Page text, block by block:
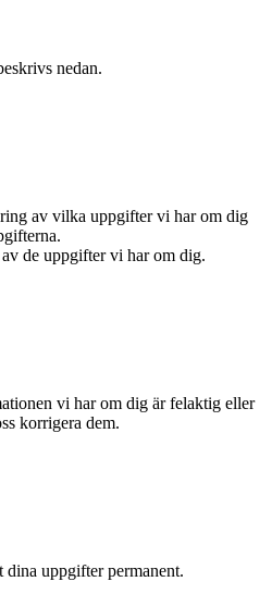
nedan.
av vilka uppgifter vi har om dig
de uppgifter vi har om dig.
vi har om dig är felaktig eller
korrigera dem.
dina uppgifter permanent.